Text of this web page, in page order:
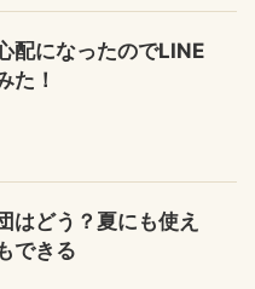
配になったのでLINE
た！
はどう？夏にも使え
できる